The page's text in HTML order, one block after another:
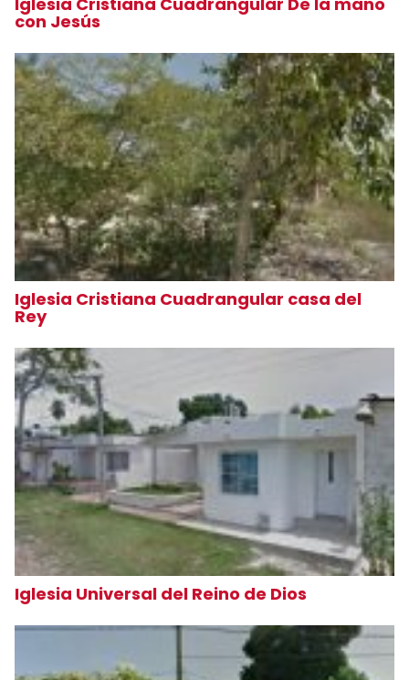
con Jesús
Iglesia Cristiana Cuadrangular casa del
Rey
Iglesia Universal del Reino de Dios